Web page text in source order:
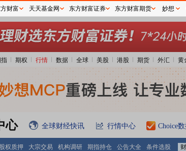
期权 行情 数据 全球 美股 港股 期货 外汇 黄
心 全球财经快讯 行情中心 Choice
股权质押 大宗交易 机构调研 期指持仓 公告大全 条件选股
财富 天天基金网 东方财富证券 东方财富期货 妙想